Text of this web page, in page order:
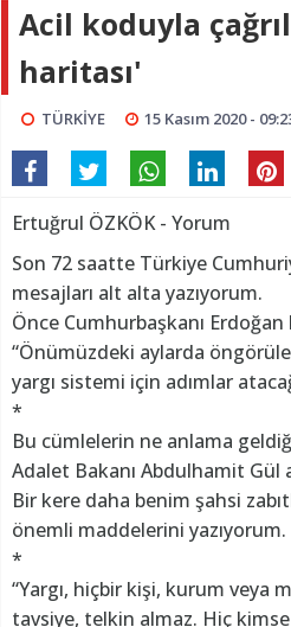
Acil koduyla
haritası'
TÜRKİYE 15 Kasım 2020 -
Ertuğrul ÖZKÖK - Yorum
Son 72 saatte Türkiye
mesajları alt alta yazıyorum.
Önce Cumhurbaşkanı
“Önümüzdeki aylarda
yargı sistemi için adımlar
*
Bu cümlelerin ne anlama
Adalet Bakanı Abdulhamit Gül
Bir kere daha benim şahsi
önemli maddelerini yazıyorum.
*
“Yargı, hiçbir kişi, kurum veya
tavsiye, telkin almaz. Hiç kimse